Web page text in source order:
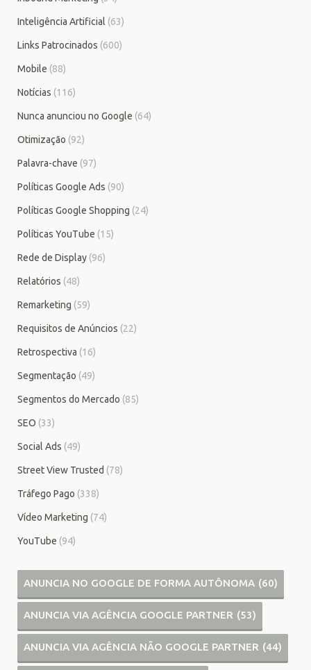
Inteligência Artificial (63)
Links Patrocinados (600)
Mobile (88)
Notícias (116)
Nunca anunciou no Google (64)
Otimização (92)
Palavra-chave (97)
Políticas Google Ads (90)
Políticas Google Shopping (24)
Políticas YouTube (15)
Rede de Display (96)
Relatórios (48)
Remarketing (59)
Requisitos de Anúncios (22)
Retrospectiva (16)
Segmentação (49)
Segmentos do Mercado (85)
SEO (33)
Social Ads (49)
Street View Trusted (78)
Tráfego Pago (338)
Vídeo Marketing (74)
YouTube (94)
ANUNCIA NO GOOGLE DE FORMA AUTÔNOMA (60)
ANUNCIA VIA AGÊNCIA GOOGLE PARTNER (53)
ANUNCIA VIA AGÊNCIA NÃO GOOGLE PARTNER (44)